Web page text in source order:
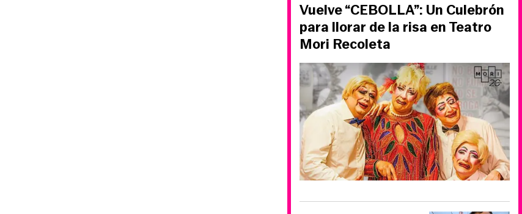
Vuelve “CEBOLLA”: Un Culebrón
para llorar de la risa en Teatro
Mori Recoleta